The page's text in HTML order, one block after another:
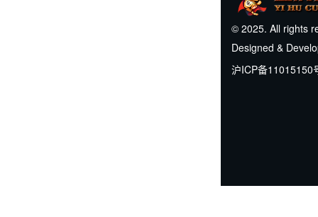
© 2025. All rights
Designed &
沪ICP备11015150